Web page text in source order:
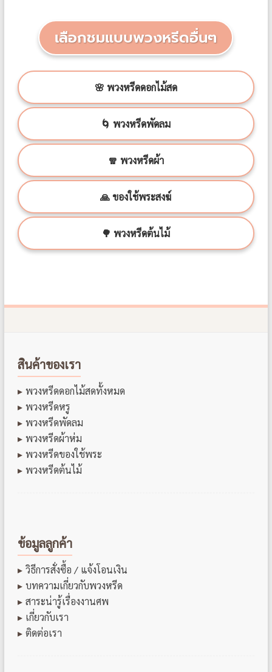
เลือกชมแบบพวงหรีดอื่นๆ
🌸 พวงหรีดดอกไม้สด
🌀 พวงหรีดพัดลม
🧣 พวงหรีดผ้า
🙏 ของใช้พระสงฆ์
🌳 พวงหรีดต้นไม้
สินค้าของเรา
พวงหรีดดอกไม้สดทั้งหมด
พวงหรีดหรู
พวงหรีดพัดลม
พวงหรีดผ้าห่ม
พวงหรีดของใช้พระ
พวงหรีดต้นไม้
ข้อมูลลูกค้า
วิธีการสั่งซื้อ / แจ้งโอนเงิน
บทความเกี่ยวกับพวงหรีด
สาระน่ารู้เรื่องงานศพ
เกี่ยวกับเรา
ติดต่อเรา